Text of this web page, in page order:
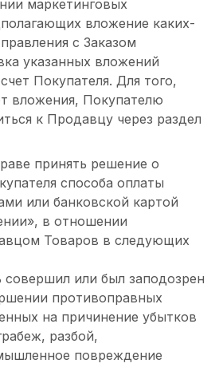
маркетинговых
вложение каких-
с Заказом
указанных вложений
Покупателя. Для того,
вложения, Покупателю
к Продавцу через раздел
принять решение о
способа оплаты
или банковской картой
в отношении
Товаров в следующих
совершил или был заподозрен
противоправных
на причинение убытков
разбой,
повреждение